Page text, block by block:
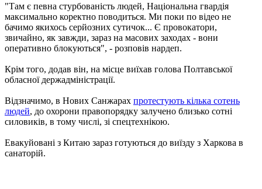
"Там є певна стурбованість людей, Національна гвардія
максимально коректно поводиться. Ми поки по відео не
бачимо якихось серйозних сутичок... Є провокатори,
звичайно, як завжди, зараз на масових заходах - вони
оперативно блокуються", - розповів нардеп.
Крім того, додав він, на місце виїхав голова Полтавської
обласної держадміністрації.
Відзначимо, в Нових Санжарах протестують кілька сотень
людей, до охорони правопорядку залучено близько сотні
силовиків, в тому числі, зі спецтехнікою.
Евакуйовані з Китаю зараз готуються до виїзду з Харкова в
санаторій.